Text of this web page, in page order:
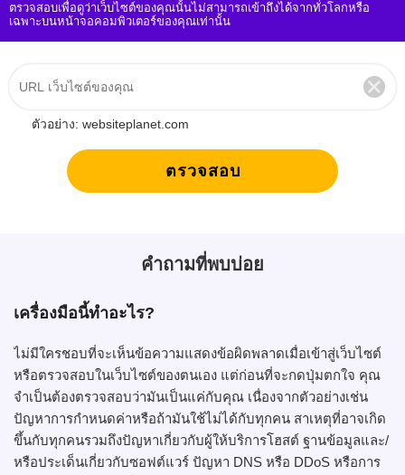
ตรวจสอบเพื่อดูว่าเว็บไซต์ของคุณนั้นไม่สามารถเข้าถึงได้จากทั่วโลกหรือ
เฉพาะบนหน้าจอคอมพิวเตอร์ของคุณเท่านั้น
ตัวอย่าง: websiteplanet.com
คำถามที่พบบ่อย
เครื่องมือนี้ทำอะไร?
ไม่มีใครชอบที่จะเห็นข้อความแสดงข้อผิดพลาดเมื่อเข้าสู่เว็บไซต์
หรือตรวจสอบในเว็บไซต์ของตนเอง แต่ก่อนที่จะกดปุ่มตกใจ คุณ
จำเป็นต้องตรวจสอบว่ามันเป็นแค่กับคุณ เนื่องจากตัวอย่างเช่น
ปัญหาการกำหนดค่าหรือถ้ามันใช้ไม่ได้กับทุกคน สาเหตุที่อาจเกิด
ขึ้นกับทุกคนรวมถึงปัญหาเกี่ยวกับผู้ให้บริการโฮสต์ ฐานข้อมูลและ/
หรือประเด็นเกี่ยวกับซอฟต์แวร์ ปัญหา DNS หรือ DDoS หรือการ